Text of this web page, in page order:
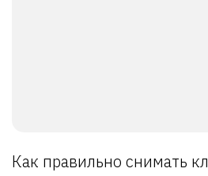
Как правильно снимать